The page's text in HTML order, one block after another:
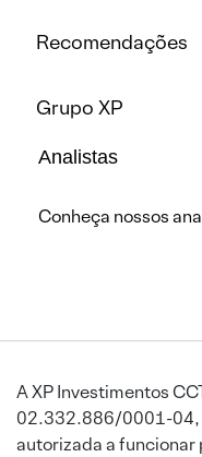
Recomendações
Grupo XP
Analistas
Conheça nossos
A XP Investimentos
02.332.886/0001-04,
autorizada a funcionar